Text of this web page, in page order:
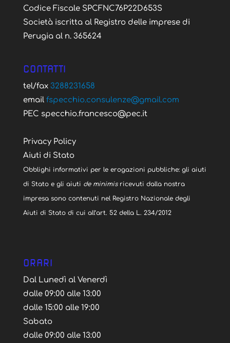
Codice Fiscale SPCFNC76P22D653S
Società iscritta al Registro delle imprese di
Perugia al n. 365624
CONTATTI
tel/fax 3288231658
email fspecchio.consulenze@gmail.com
PEC specchio.francesco@pec.it
Privacy Policy
Aiuti di Stato
Obblighi informativi per le erogazioni pubbliche: gli aiuti
di Stato e gli aiuti de minimisricevuti dalla nostra
impresa sono contenuti nel Registro Nazionale degli
Aiuti di Stato di cui all’art. 52 della L. 234/2012
ORARI
Dal Lunedì al Venerdì
dalle 09:00 alle 13:00
dalle 15:00 alle 19:00
Sabato
dalle 09:00 alle 13:00